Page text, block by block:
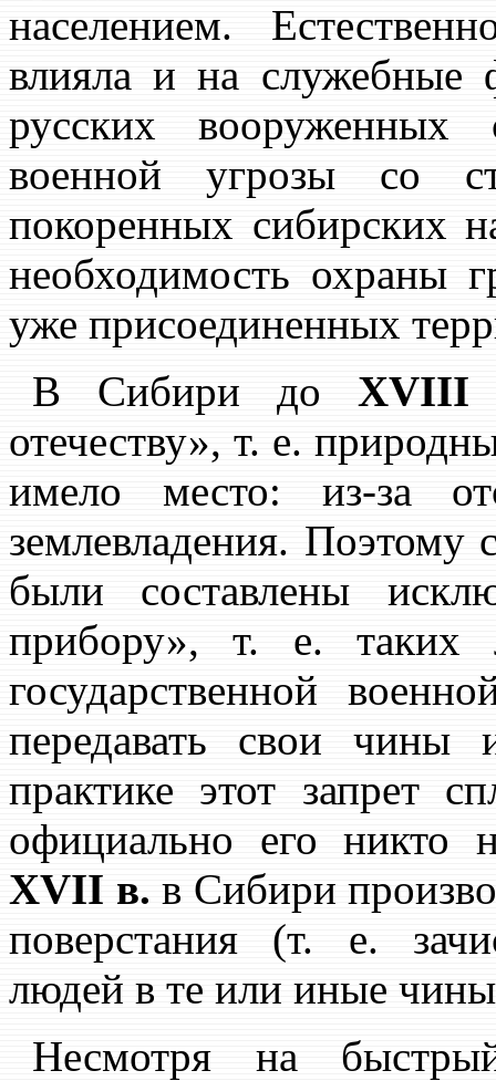
населением.
влияла и на служебные
русских
военной угрозы со
покоренных сибирских
необходимость охраны
уже присоединенных
В Сибири доXVIII
отечеству», т. е.
имело место: из-за
землевладения.
были составлены
прибору», т. е. таких
государственной
передавать свои чины
практике этот запрет
официально его никто
XVII в. в Сибири
поверстания (т. е.
людей в те или иные
Несмотря на